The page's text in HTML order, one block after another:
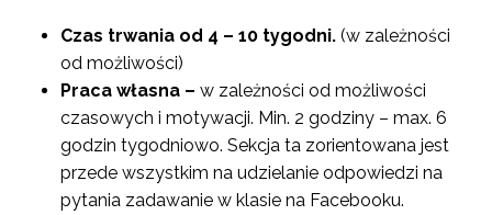
Czas trwania od 4 – 10 tygodni. (w zależności
od możliwości)
Praca własna – w zależności od możliwości
czasowych i motywacji. Min. 2 godziny – max. 6
godzin tygodniowo. Sekcja ta zorientowana jest
przede wszystkim na udzielanie odpowiedzi na
pytania zadawanie w klasie na Facebooku.